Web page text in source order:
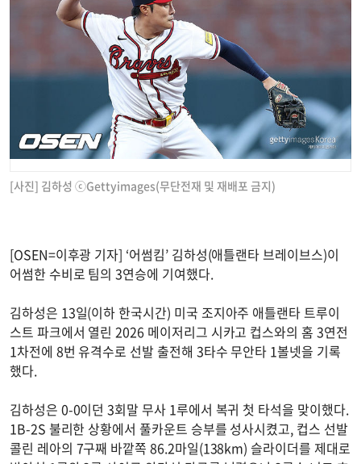
[사진] 김하성 ⓒGettyimages(무단전재 및 재배포 금지)
[OSEN=이후광 기자] ‘어썸킴’ 김하성(애틀랜타 브레이브스)이
어썸한 수비로 팀의 3연승에 기여했다.
김하성은 13일(이하 한국시간) 미국 조지아주 애틀랜타 트루이
스트 파크에서 열린 2026 메이저리그 시카고 컵스와의 홈 3연전
1차전에 8번 유격수로 선발 출전해 3타수 무안타 1볼넷을 기록
했다.
김하성은 0-0이던 3회말 무사 1루에서 복귀 첫 타석을 맞이했다.
1B-2S 불리한 상황에서 풀카운트 승부를 성사시켰고, 컵스 선발
콜린 레아의 7구째 바깥쪽 86.2마일(138km) 슬라이더를 제대로